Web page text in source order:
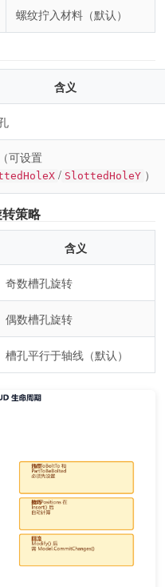
螺纹拧入材料（默认）
含义
可设置
/ SlottedHoleY ）
策略
含义
奇数槽孔旋转
偶数槽孔旋转
槽孔平行于轴线（默认）